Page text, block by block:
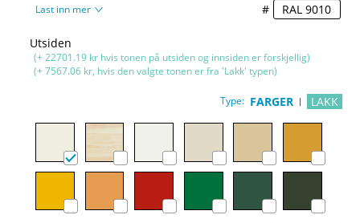
Last inn mer #
Utsiden
(+ 22701.19 kr hvis tonen på utsiden og innsiden er forskjellig)
(+ 7567.06 kr, hvis den valgte tonen er fra 'Lakk' typen)
Type: FARGER LAKK